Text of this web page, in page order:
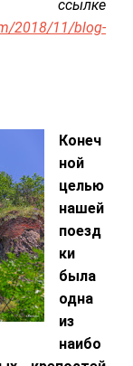
2018/11/blog-
Конеч
ной
целью
нашей
поезд
ки
была
одна
из
наибо